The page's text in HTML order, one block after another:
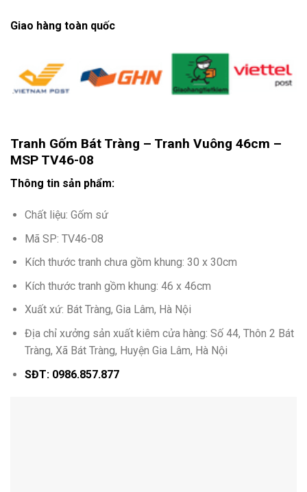
Giao hàng toàn quốc
Tranh Gốm Bát Tràng – Tranh Vuông 46cm –
MSP TV46-08
Thông tin sản phẩm:
Chất liệu: Gốm sứ
Mã SP: TV46-08
Kích thước tranh chưa gồm khung: 30 x 30cm
Kích thước tranh gồm khung: 46 x 46cm
Xuất xứ: Bát Tràng, Gia Lâm, Hà Nội
Địa chỉ xưởng sản xuất kiêm cửa hàng: Số 44, Thôn 2 Bát
Tràng, Xã Bát Tràng, Huyện Gia Lâm, Hà Nội
SĐT: 0986.857.877